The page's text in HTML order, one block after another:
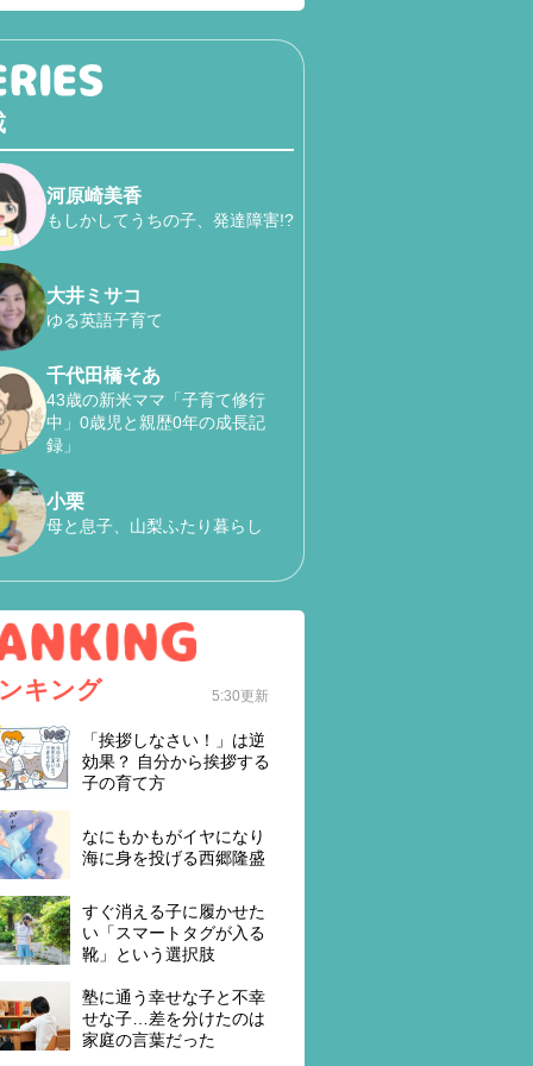
河原崎美香
もしかしてうちの子、発達障害!?
大井ミサコ
ゆる英語子育て
千代田橋そあ
43歳の新米ママ「子育て修行
中」0歳児と親歴0年の成長記
録」
小栗
母と息子、山梨ふたり暮らし
キング 5:30更新
「挨拶しなさい！」は逆
効果？ 自分から挨拶する
子の育て方
なにもかもがイヤになり
海に身を投げる西郷隆盛
すぐ消える子に履かせた
い「スマートタグが入る
靴」という選択肢
塾に通う幸せな子と不幸
せな子…差を分けたのは
家庭の言葉だった